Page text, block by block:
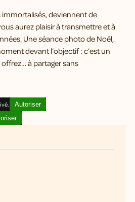
immortalisés, deviennent de
aurez plaisir à transmettre et à
Une séance photo de Noël,
devant l’objectif : c’est un
à partager sans
Autoriser